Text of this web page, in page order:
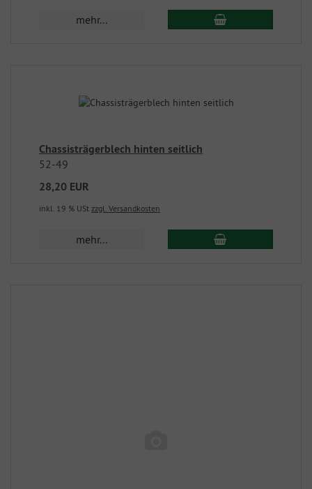
mehr...
Chassisträgerblech hinten seitlich
52-49
28,20 EUR
inkl. 19 % USt zzgl. Versandkosten
mehr...